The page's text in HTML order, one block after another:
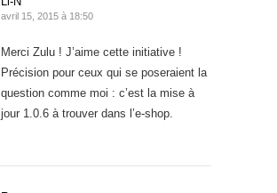
avril 15, 2015 à 18:50
Merci Zulu ! J’aime cette initiative !
Précision pour ceux qui se poseraient la
question comme moi : c’est la mise à
jour 1.0.6 à trouver dans l’e-shop.